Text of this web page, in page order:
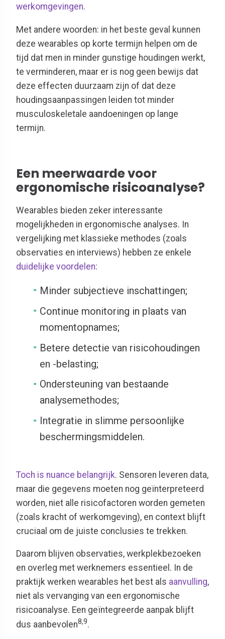
werkomgevingen.
Met andere woorden: in het beste geval kunnen
deze wearables op korte termijn helpen om de
tijd dat men in minder gunstige houdingen werkt,
te verminderen, maar er is nog geen bewijs dat
deze effecten duurzaam zijn of dat deze
houdingsaanpassingen leiden tot minder
musculoskeletale aandoeningen op lange
termijn.
Een meerwaarde voor
ergonomische risicoanalyse?
Wearables bieden zeker interessante
mogelijkheden in ergonomische analyses. In
vergelijking met klassieke methodes (zoals
observaties en interviews) hebben ze enkele
duidelijke voordelen:
Minder subjectieve inschattingen;
Continue monitoring in plaats van
momentopnames;
Betere detectie van risicohoudingen
en -belasting;
Ondersteuning van bestaande
analysemethodes;
Integratie in slimme persoonlijke
beschermingsmiddelen.
Toch is nuance belangrijk. Sensoren leveren data,
maar die gegevens moeten nog geïnterpreteerd
worden, niet alle risicofactoren worden gemeten
(zoals kracht of werkomgeving), en context blijft
cruciaal om de juiste conclusies te trekken.
Daarom blijven observaties, werkplekbezoeken
en overleg met werknemers essentieel. In de
praktijk werken wearables het best als aanvulling,
niet als vervanging van een ergonomische
risicoanalyse. Een geïntegreerde aanpak blijft
dus aanbevolen8,9.